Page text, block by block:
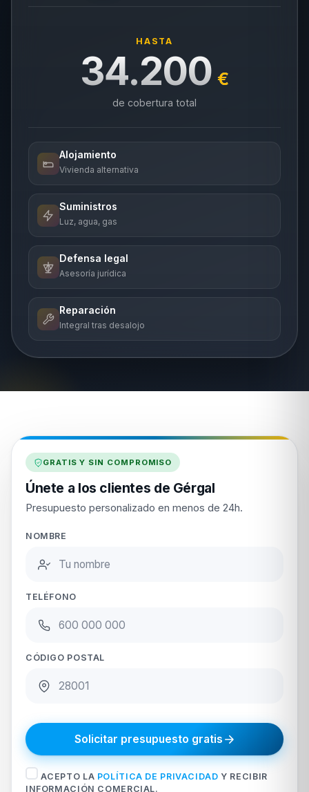
HASTA
34.200 €
de cobertura total
Alojamiento
Vivienda alternativa
Suministros
Luz, agua, gas
Defensa legal
Asesoría jurídica
Reparación
Integral tras desalojo
GRATIS Y SIN COMPROMISO
Únete a los clientes de Gérgal
Presupuesto personalizado en menos de 24h.
NOMBRE
TELÉFONO
CÓDIGO POSTAL
Solicitar presupuesto gratis
ACEPTO LA POLÍTICA DE PRIVACIDAD Y RECIBIR
INFORMACIÓN COMERCIAL.